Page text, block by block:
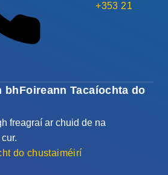
bhFoireann Tacaíochta do
freagraí ar chuid de na
do chustaiméirí
+353 21